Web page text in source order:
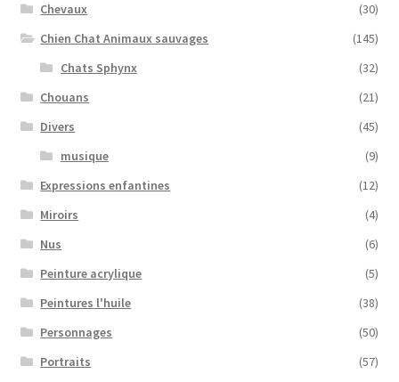
Chevaux
(30)
Chien Chat Animaux sauvages
(145)
Chats Sphynx
(32)
Chouans
(21)
Divers
(45)
musique
(9)
Expressions enfantines
(12)
Miroirs
(4)
Nus
(6)
Peinture acrylique
(5)
Peintures l'huile
(38)
Personnages
(50)
Portraits
(57)